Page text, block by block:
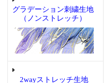
グラデーション刺繍生地
（ノンストレッチ）
2wayストレッチ生地